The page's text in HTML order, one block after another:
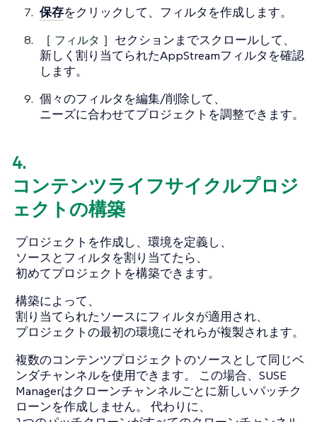
保存をクリックして、フィルタを作成します。
［ フィルタ ］セクションまでスクロールして、
新しく割り当てられたAppStreamフィルタを確認
します。
個々のフィルタを編集/削除して、
ニーズに合わせてプロジェクトを調整できます。
4.
コンテンツライフサイクルプロジ
ェクトの構築
プロジェクトを作成し、環境を定義し、
ソースとフィルタを割り当てたら、
初めてプロジェクトを構築できます。
構築によって、
割り当てられたソースにフィルタが適用され、
プロジェクトの最初の環境にそれらが複製されます。
複数のコンテンツプロジェクトのソースとして同じベ
ンダチャンネルを使用できます。 この場合、SUSE
Managerはクローンチャンネルごとに新しいパッチク
ローンを作成しません。 代わりに、